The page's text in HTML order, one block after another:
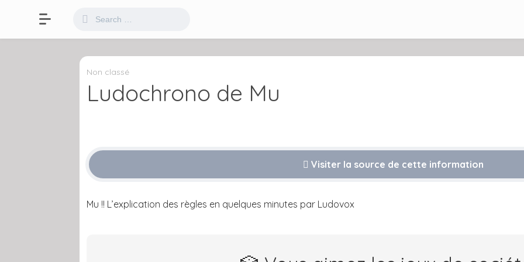
Non classé
Ludochrono de Mu
Visiter la source de cette information
Mu !! L’explication des règles en quelques minutes par Ludovox